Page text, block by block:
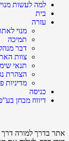
למה לעשות
בית
עזרה
מנוי
תמיכה
דבר
צוות
תנאי
הצהרת
מדיניות
כניסה
דיווח מבחן
אתר בדרך למורה דרך